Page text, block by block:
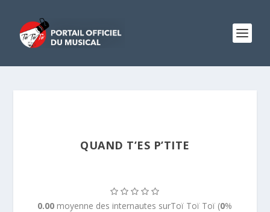
QUAND T’ES P’TITE
0.00 moyenne des internautes surToï Toï Toï (0%